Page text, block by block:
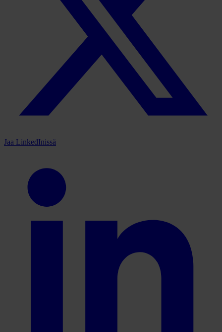
Jaa LinkedInissä